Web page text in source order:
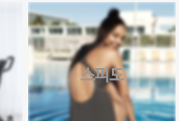
스피도